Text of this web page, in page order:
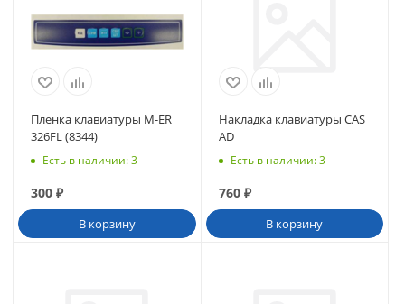
Пленка клавиатуры M-ER
326FL (8344)
Есть в наличии: 3
300 ₽
В корзину
Накладка клавиатуры CAS
AD
Есть в наличии: 3
760₽
В корзину